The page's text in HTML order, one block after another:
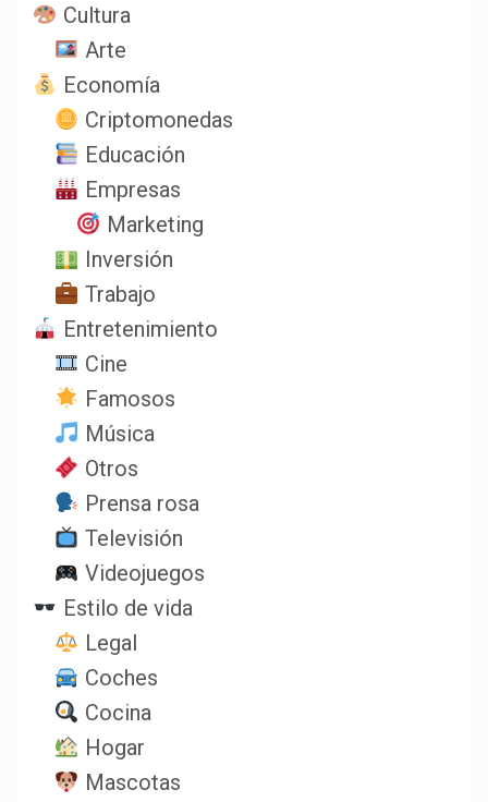
Cultura
Arte
Economía
Criptomonedas
Educación
Empresas
Marketing
Inversión
Trabajo
Entretenimiento
Cine
Famosos
Música
Otros
Prensa rosa
Televisión
Videojuegos
Estilo de vida
Legal
Coches
Cocina
Hogar
Mascotas